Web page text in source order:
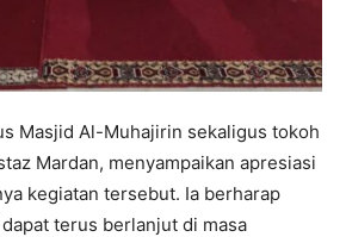
Masjid Al-Muhajirin sekaligus tokoh
Mardan, menyampaikan apresiasi
kegiatan tersebut. Ia berharap
terus berlanjut di masa